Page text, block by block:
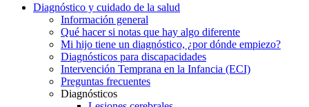
Diagnóstico y cuidado de la salud
Información general
Qué hacer si notas que hay algo diferente
Mi hijo tiene un diagnóstico, ¿por dónde empiezo?
Diagnósticos para discapacidades
Intervención Temprana en la Infancia (ECI)
Preguntas frecuentes
Diagnósticos